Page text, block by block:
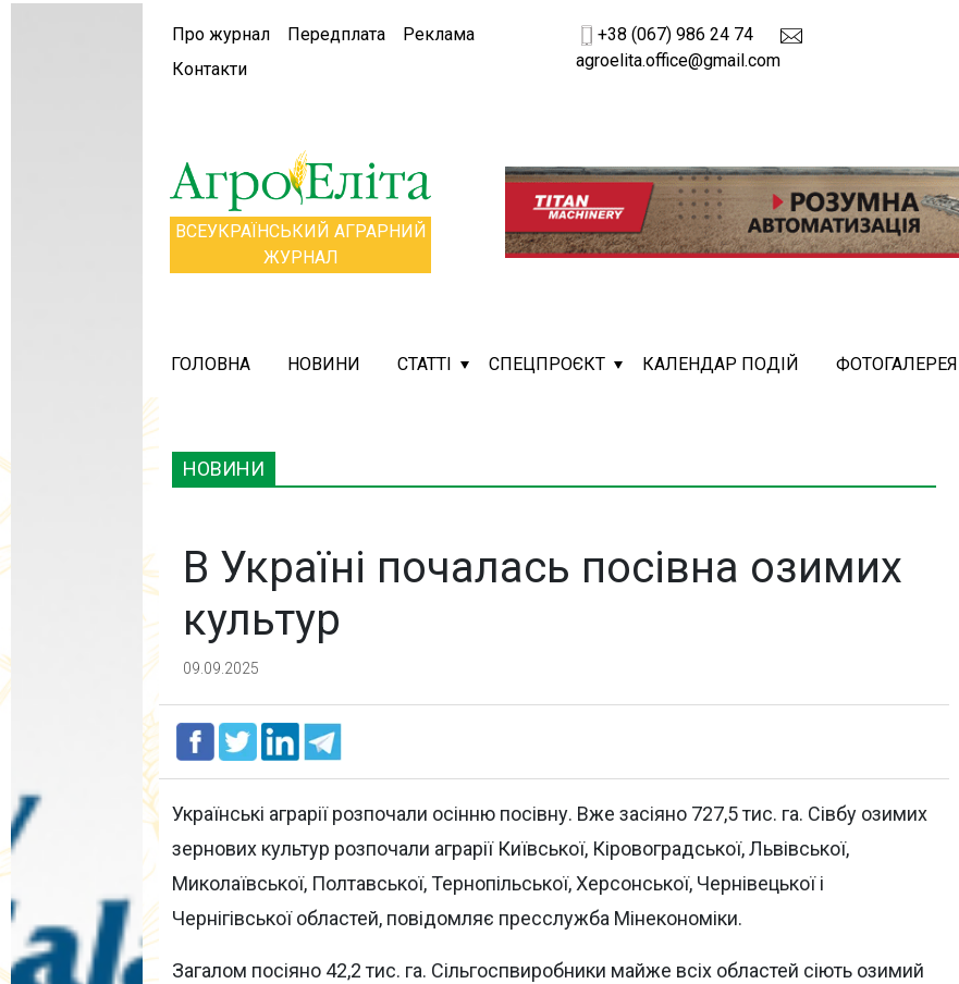
Про журнал Передплата
Реклама
Контакти
+38 (067) 986 24 74
agroelita.office@gmail.com
ВСЕУКРАЇНСЬКИЙ АГРАРНИЙ
ЖУРНАЛ
ГОЛОВНА НОВИНИ СТАТТІ СПЕЦПРОЄКТ КАЛЕНДАР ПОДІЙ ФОТОГАЛЕРЕЯ
НОВИНИ
В Україні почалась посівна озимих
культур
09.09.2025
Українські аграрії розпочали осінню посівну. Вже засіяно 727,5 тис. га. Сівбу озимих
зернових культур розпочали аграрії Київської, Кіровоградської, Львівської,
Миколаївської, Полтавської, Тернопільської, Херсонської, Чернівецької і
Чернігівської областей, повідомляє пресслужба Мінекономіки.
Загалом посіяно 42,2 тис. га. Сільгоспвиробники майже всіх областей сіють озимий